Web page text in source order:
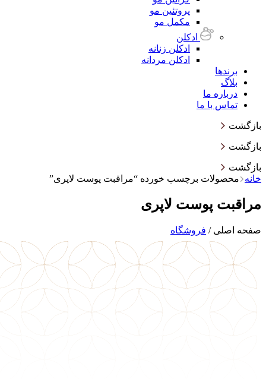
پروتئین مو
مکمل مو
ادکلن
ادکلن زنانه
ادکلن مردانه
برندها
بلاگ
درباره ما
تماس با ما
بازگشت
بازگشت
بازگشت
خانه
محصولات برچسب خورده “مراقبت پوست لاپری”
مراقبت پوست لاپری
صفحه اصلی / فروشگاه